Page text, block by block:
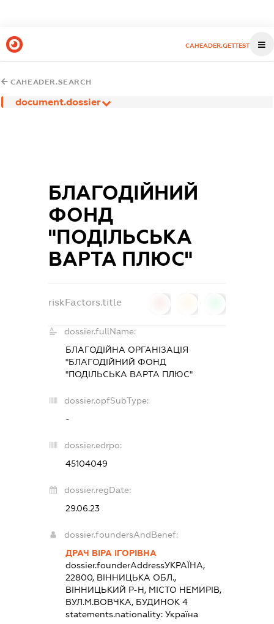
CAHEADER.GETTEST
CAHEADER.SEARCH
document.dossier
БЛАГОДІЙНИЙ
ФОНД
"ПОДІЛЬСЬКА
ВАРТА ПЛЮС"
riskFactors.title
dossier.fullName:
БЛАГОДІЙНА ОРГАНІЗАЦІЯ
"БЛАГОДІЙНИЙ ФОНД
"ПОДІЛЬСЬКА ВАРТА ПЛЮС"
dossier.opfSubType:
-
dossier.edrpo:
45104049
dossier.regDate:
29.06.23
dossier.foundersAndBenef:
ДРАЧ ВІРА ІГОРІВНА
dossier.founderAddressУКРАЇНА,
22800, ВІННИЦЬКА ОБЛ.,
ВІННИЦЬКИЙ Р-Н, МІСТО НЕМИРІВ,
ВУЛ.М.ВОВЧКА, БУДИНОК 4
statements.nationality:Україна